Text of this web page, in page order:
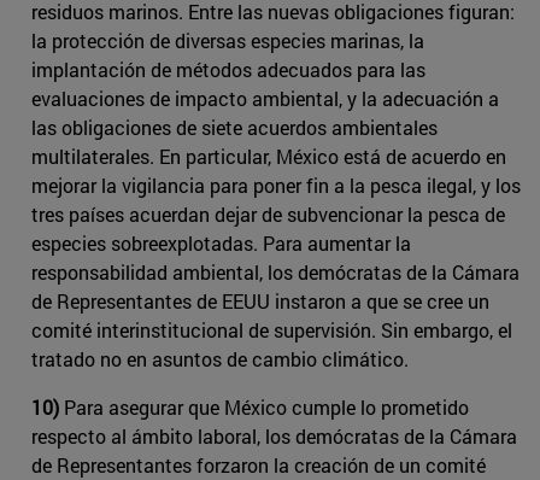
residuos marinos. Entre las ​nuevas obligaciones figuran:
la protección de diversas especies marinas, la
implantación de métodos adecuados para las
evaluaciones de impacto ambiental, y la adecuación a
las obligaciones de siete acuerdos ambientales
multilaterales. En particular, México está de acuerdo en
mejorar la vigilancia para poner fin a la pesca ilegal, y los
tres países acuerdan dejar de subvencionar la pesca de
especies sobreexplotadas. Para aumentar la
responsabilidad ambiental, los demócratas de la Cámara
de Representantes de EEUU instaron a que se cree un
comité interinstitucional de supervisión. Sin embargo, el
tratado no en asuntos de cambio climático.
10) Para asegurar que México cumple lo prometido
respecto al ámbito laboral, los demócratas de la Cámara
de Representantes forzaron la creación de un comité